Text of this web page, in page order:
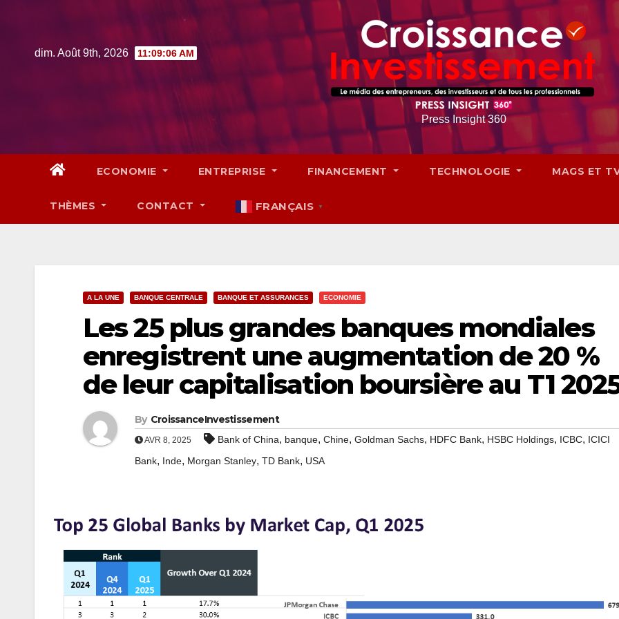
contentdim. Août 9th, 2026 11:09:07 AM
Press Insight 360
ECONOMIE ENTREPRISE FINANCEMENT TECHNOLOGIE MAGS ET
THÈMES CONTACT FRANÇAIS ▼
A LA UNE BANQUE CENTRALE BANQUE ET ASSURANCES ECONOMIE
Les 25 plus grandes banques mondiales
enregistrent une augmentation de 20 %
de leur capitalisation boursière au T1
By CroissanceInvestissement
AVR 8, 2025 Bank of China, banque, Chine, Goldman Sachs, HDFC Bank, HSBC Holdings, ICBC, ICICI
Bank, Inde, Morgan Stanley, TD Bank, USA